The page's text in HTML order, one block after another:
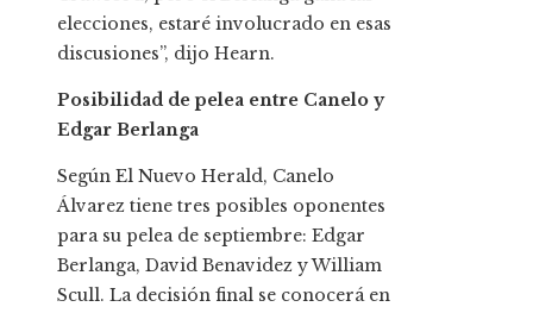
elecciones, estaré involucrado en esas
discusiones”, dijo Hearn.
Posibilidad de pelea entre Canelo y
Edgar Berlanga
Según El Nuevo Herald, Canelo
Álvarez tiene tres posibles oponentes
para su pelea de septiembre: Edgar
Berlanga, David Benavidez y William
Scull. La decisión final se conocerá en